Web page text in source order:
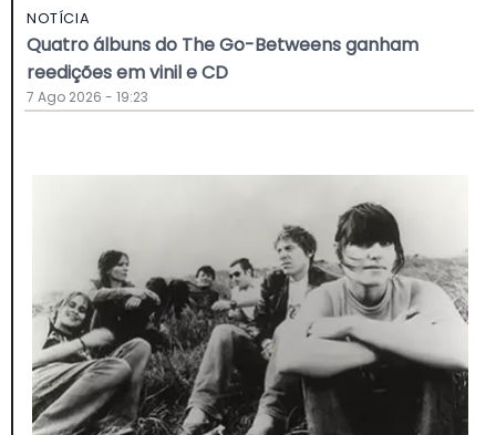
NOTÍCIA
Quatro álbuns do The Go-Betweens ganham
reedições em vinil e CD
7 Ago 2026 - 19:23